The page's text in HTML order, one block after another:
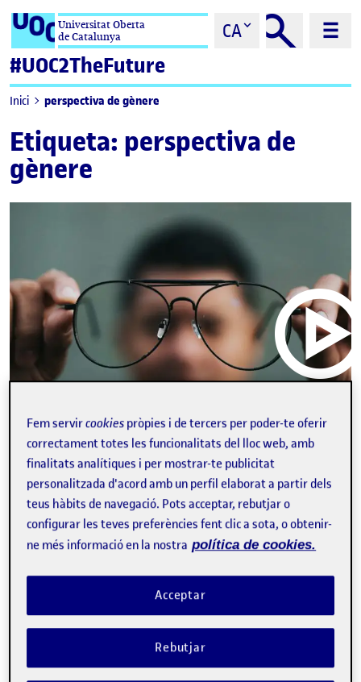
Saltar al contingutUniversitat Oberta
de Catalunya
CA
#UOC2TheFuture
Inici perspectiva de gènere
Etiqueta: perspectiva de
gènere
video
Tot preguntant a la IA
NICOLÁS BARBIERI MUTTIS
Professor dels Estudis d'Arts i Humanitats de la UOC
La darrera activitat de l’avaluació contínua (AC) de
l’assignatura: Els espais d’intervenció cultural (Màster de
Gestió Cultural) té l’objectiu que l’estudiant faci un ús crític
de la intel·ligència artificial (IA); …
Facebook
X BlueskyLinkedInEmail Edició 2024
Fem servircookies pròpies i de tercers per poder-te oferir
correctament totes les funcionalitats del lloc web, amb
finalitats analítiques i per mostrar-te publicitat
personalitzada d'acord amb un perfil elaborat a partir dels
teus hàbits de navegació. Pots acceptar, rebutjar o
configurar les teves preferències fent clic a sota, o obtenir-
ne més informació en la nostra política de cookies.
Rebutjar
Acceptar